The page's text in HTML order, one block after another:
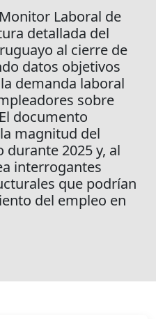
Laboral de
detallada del
al cierre de
datos objetivos
demanda laboral
sobre
documento
magnitud del
2025 y, al
interrogantes
que podrían
del empleo en